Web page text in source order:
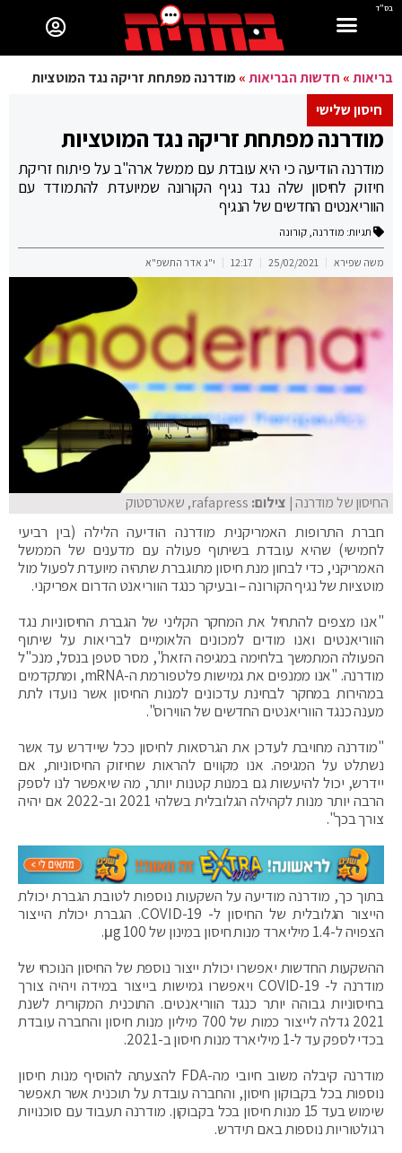
בס"ד
בריאות» חדשות הבריאות»מודרנה מפתחת זריקה נגד המוטציות
חיסון שלישי
מודרנה מפתחת זריקה נגד המוטציות
מודרנה הודיעה כי היא עובדת עם ממשל ארה"ב על פיתוח זריקת
חיזוק לחיסון שלה נגד נגיף הקורונה שמיועדת להתמודד עם
הווריאנטים החדשים של הנגיף
תגיות: מודרנה, קורונה
משה שפירא 25/02/2021
12:17 י"ג אדר התשפ"א
החיסון של מודרנה| צילום: rafapress, שאטרסטוק
חברת התרופות האמריקנית מודרנה הודיעה הלילה (בין רביעי
לחמישי) שהיא עובדת בשיתוף פעולה עם מדענים של הממשל
האמריקני, כדי לבחון מנת חיסון מתוגברת שתהיה מיועדת לפעול מול
מוטציות של נגיף הקורונה – ובעיקר כנגד הווריאנט הדרום אפריקני.
"אנו מצפים להתחיל את המחקר הקליני של הגברת החיסוניות נגד
הווריאנטים ואנו מודים למכונים הלאומיים לבריאות על שיתוף
הפעולה המתמשך בלחימה במגיפה הזאת", מסר סטפן בנסל, מנכ"ל
מודרנה. "אנו ממנפים את גמישות פלטפורמת ה-mRNA, ומתקדמים
במהירות במחקר לבחינת עדכונים למנות החיסון אשר נועדו לתת
מענה כנגד הווריאנטים החדשים של הווירוס".
"מודרנה מחויבת לעדכן את הגרסאות לחיסון ככל שיידרש עד אשר
נשתלט על המגיפה. אנו מקווים להראות שחיזוק החיסוניות, אם
יידרש, יכול להיעשות גם במנות קטנות יותר, מה שיאפשר לנו לספק
הרבה יותר מנות לקהילה הגלובלית בשלהי 2021 וב-2022 אם יהיה
צורך בכך".
בתוך כך, מודרנה מודיעה על השקעות נוספות לטובת הגברת יכולת
הייצור הגלובלית של החיסון ל- COVID-19. הגברת יכולת הייצור
הצפויה ל-1.4 מיליארד מנות חיסון במינון של 100 μg.
ההשקעות החדשות יאפשרו יכולת ייצור נוספת של החיסון הנוכחי של
מודרנה ל- COVID-19 ויאפשרו גמישות בייצור במידה ויהיה צורך
בחיסוניות גבוהה יותר כנגד הווריאנטים. התוכנית המקורית לשנת
2021 גדלה לייצור כמות של 700 מיליון מנות חיסון והחברה עובדת
בכדי לספק עד ל-1 מיליארד מנות חיסון ב-2021.
מודרנה קיבלה משוב חיובי מה-FDA להצעתה להוסיף מנות חיסון
נוספות בכל בקבוקון חיסון, והחברה עובדת על תוכנית אשר תאפשר
שימוש בעד 15 מנות חיסון בכל בקבוקון. מודרנה תעבוד עם סוכנויות
רגולטוריות נוספות באם תידרש.